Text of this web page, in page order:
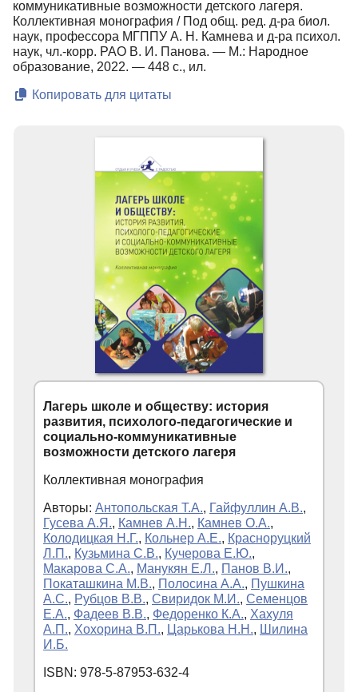
коммуникативные возможности детского лагеря.
Коллективная монография / Под общ. ред. д-ра биол.
наук, профессора МГППУ А. Н. Камнева и д-ра психол.
наук, чл.-корр. РАО В. И. Панова. — М.: Народное
образование, 2022. — 448 с., ил.
Копировать для цитаты
Лагерь школе и обществу: история
развития, психолого-педагогические и
социально-коммуникативные
возможности детского лагеря
Коллективная монография
Авторы: Антопольская Т.А., Гайфуллин А.В.,
Гусева А.Я., Камнев А.Н., Камнев О.А.,
Колодицкая Н.Г., Кольнер А.Е., Красноруцкий
Л.П., Кузьмина С.В., Кучерова Е.Ю.,
Макарова С.А., Манукян Е.Л., Панов В.И.,
Покаташкина М.В., Полосина А.А., Пушкина
А.С., Рубцов В.В., Свиридок М.И., Семенцов
Е.А., Фадеев В.В., Федоренко К.А., Хахуля
А.П., Хохорина В.П., Царькова Н.Н., Шилина
И.Б.
ISBN: 978-5-87953-632-4